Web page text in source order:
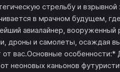
стрельбу и взрывной
в мрачном будущем,
авиалайнер,
дроны и самолеты, осаждая
вас.Основные
неоновых каньонов